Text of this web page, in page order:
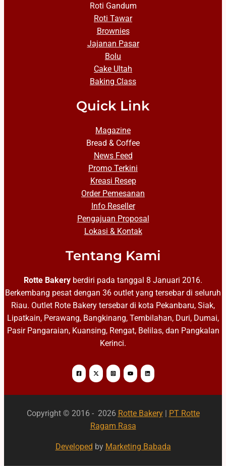
Roti Gandum
Roti Tawar
Brownies
Jajanan Pasar
Bolu
Cake Ultah
Baking Class
Quick Link
Magazine
Bread & Coffee
News Feed
Promo Terkini
Kreasi Resep
Order Pemesanan
Info Reseller
Pengajuan Proposal
Lokasi & Kontak
Tentang Kami
Rotte Bakery berdiri pada tanggal 8 Januari 2016.
Berkembang pesat dengan 36 outlet yang tersebar di seluruh
Riau. Outlet Rote Bakery tersebar di kota Pekanbaru, Siak,
Lipatkain, Perawang, Bangkinang, Tembilahan, Duri, Dumai,
Pasir Pangaraian, Kuansing, Rengat, Belilas, dan Pangkalan
Kerinci.
Copyright © 2016 - 2026 Rotte Bakery|
PT Rotte
Ragam Rasa
Developed by Marketing Babada